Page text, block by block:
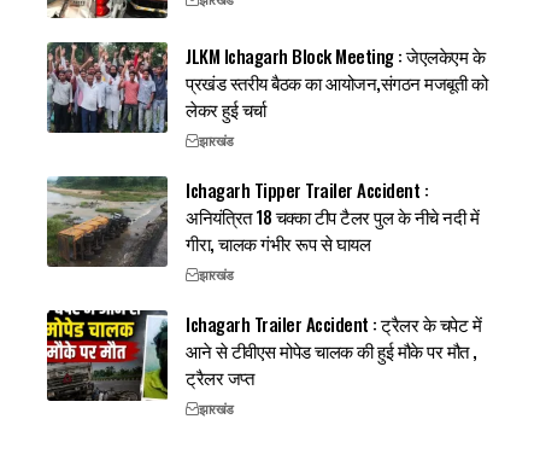
JLKM Ichagarh Block Meeting : जेएलकेएम के
प्रखंड स्तरीय बैठक का आयोजन,संगठन मजबूती को
लेकर हुई चर्चा
झारखंड
Ichagarh Tipper Trailer Accident :
अनियंत्रित 18 चक्का टीप टैलर पुल के नीचे नदी में
गीरा, चालक गंभीर रूप से घायल
झारखंड
Ichagarh Trailer Accident : ट्रैलर के चपेट में
आने से टीवीएस मोपेड चालक की हुई मौके पर मौत ,
ट्रैलर जप्त
झारखंड